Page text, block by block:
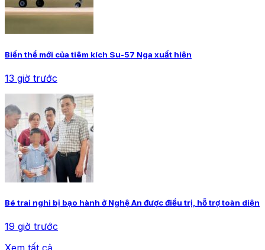
Biến thể mới của tiêm kích Su-57 Nga xuất hiện
13 giờ trước
Bé trai nghi bị bạo hành ở Nghệ An được điều trị, hỗ trợ toàn diện
19 giờ trước